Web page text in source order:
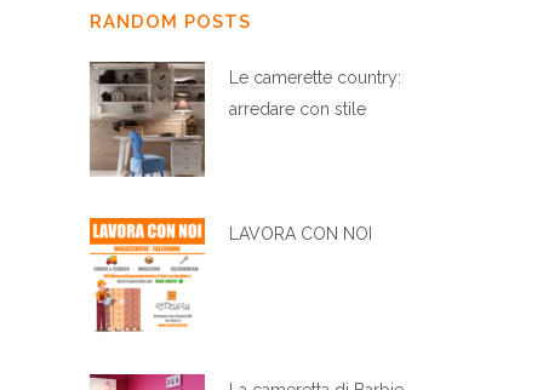
RANDOM POSTS
Le camerette country:
arredare con stile
LAVORA CON NOI